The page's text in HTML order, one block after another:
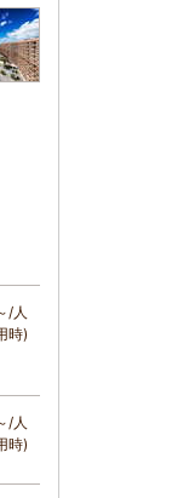
/人
時)
/人
時)